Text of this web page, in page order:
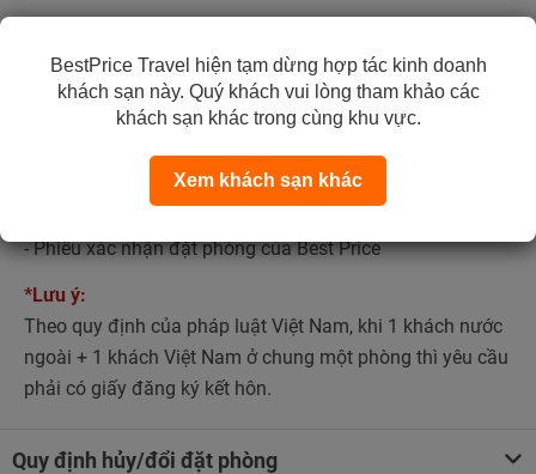
Thời gian trả phòng: 12:00
Khi đến nhận phòng, quý khách vui lòng mang theo:
- Phiếu xác nhận đặt phòng của Best Price
*Lưu ý:
Theo quy định của pháp luật Việt Nam, khi 1 khách nước
ngoài + 1 khách Việt Nam ở chung một phòng thì yêu cầu
phải có giấy đăng ký kết hôn.
Quy định hủy/đổi đặt phòng
BestPrice Travel hiện tạm dừng hợp tác kinh doanh
khách sạn này. Quý khách vui lòng tham khảo các
khách sạn khác trong cùng khu vực.
Xem khách sạn khác